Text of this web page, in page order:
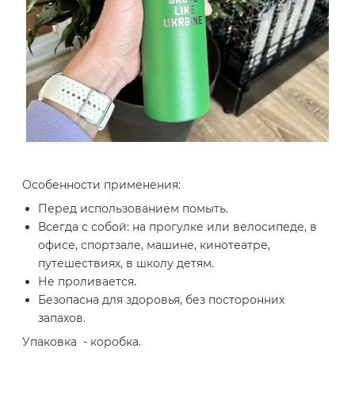
Особенности применения:
Перед использованием помыть.
Всегда с собой: на прогулке или велосипеде, в
офисе, спортзале, машине, кинотеатре,
путешествиях, в школу детям.
Не проливается.
Безопасна для здоровья, без посторонних
запахов.
Упаковка - коробка.